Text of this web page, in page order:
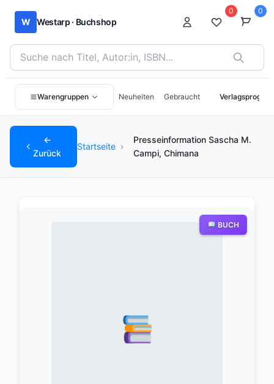
W Westarp · Buchshop
Bücher suchen nach Titel, Autor:in oder ISBN
0 0
Warengruppen Neuheiten Gebraucht
←
Zurück
Startseite ›
Presseinformation Sascha M.
Campi, Chimana
BUCH